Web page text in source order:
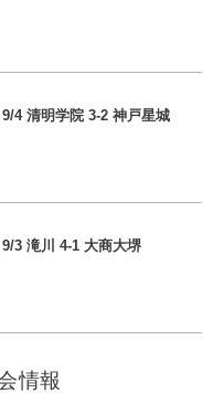
9/4 清明学院 3-2 神戸星城
9/3 滝川 4-1 大商大堺
情報